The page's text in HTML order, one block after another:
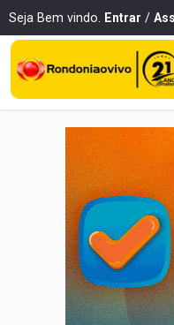
Seja Bem vindo. Entrar /